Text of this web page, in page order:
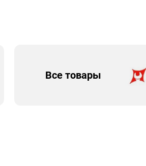
Все товары